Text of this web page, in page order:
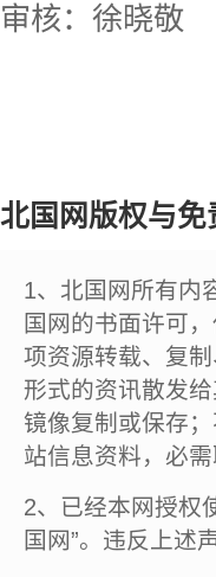
审核：徐晓敬
北国网版权与免
1、北国网所有内
国网的书面许可
项资源转载、复
形式的资讯散发
镜像复制或保存
站信息资料，必
2、已经本网授权
国网”。违反上述